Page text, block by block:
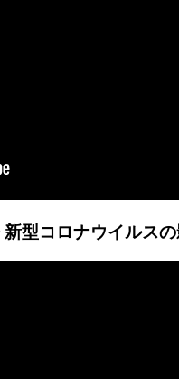
型コロナウイルス